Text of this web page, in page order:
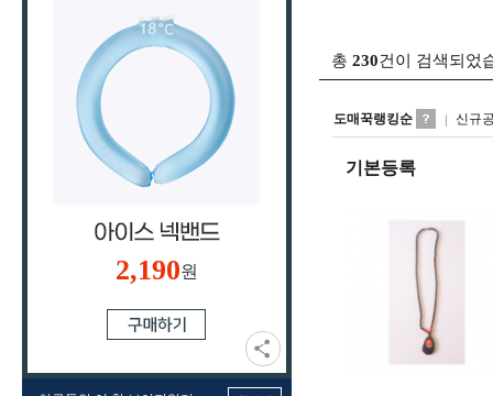
2,190원
총 230건이 검색되었
도매꾹랭킹순 신규
기본등록